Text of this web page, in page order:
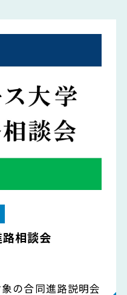
相談会
の合同進路説明会